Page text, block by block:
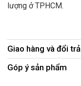
lượng ở TPHCM.
Giao hàng và đổi trả
Góp ý sản phẩm